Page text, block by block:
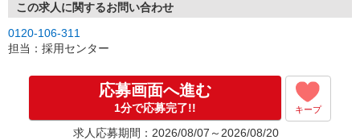
この求人に関するお問い合わせ
0120-106-311
担当：採用センター
応募画面へ進む
1分で応募完了!! キープ
求人応募期間：2026/08/07～2026/08/20